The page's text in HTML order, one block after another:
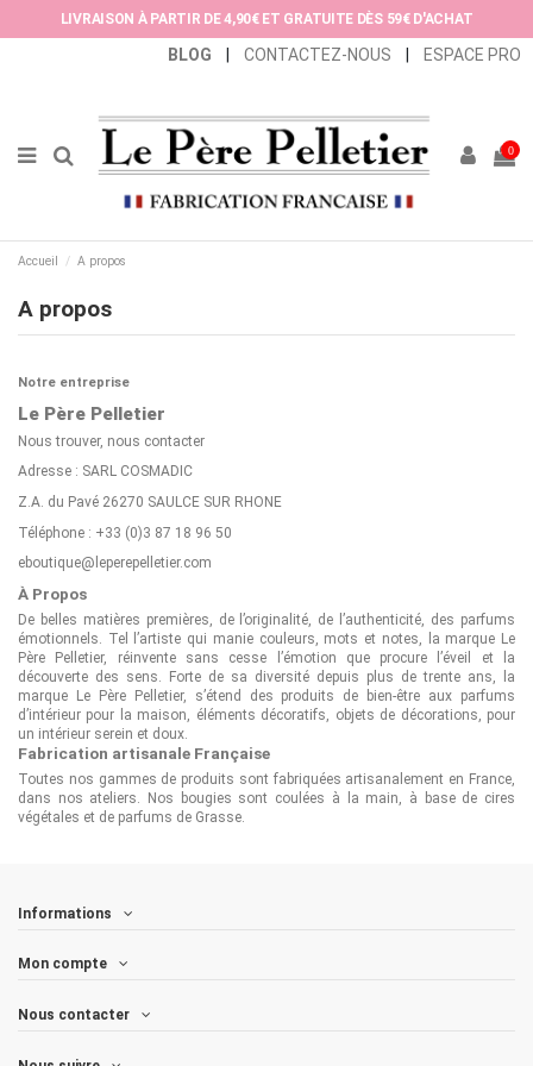
LIVRAISON À PARTIR DE 4,90€ ET GRATUITE DÈS 59€ D'ACHAT
BLOG CONTACTEZ-NOUS ESPACE PRO
0
Accueil A propos
A propos
Notre entreprise
Le Père Pelletier
Nous trouver, nous contacter
Adresse : SARL COSMADIC
Z.A. du Pavé 26270 SAULCE SUR RHONE
Téléphone : +33 (0)3 87 18 96 50
eboutique@leperepelletier.com
À Propos
De belles matières premières, de l’originalité, de l’authenticité, des parfums
émotionnels. Tel l’artiste qui manie couleurs, mots et notes, la marque Le
Père Pelletier, réinvente sans cesse l’émotion que procure l’éveil et la
découverte des sens. Forte de sa diversité depuis plus de trente ans, la
marque Le Père Pelletier, s’étend des produits de bien-être aux parfums
d’intérieur pour la maison, éléments décoratifs, objets de décorations, pour
un intérieur serein et doux.
Fabrication artisanale Française
Toutes nos gammes de produits sont fabriquées artisanalement en France,
dans nos ateliers. Nos bougies sont coulées à la main, à base de cires
végétales et de parfums de Grasse.
Informations
Mon compte
Nous contacter
Panneau de gestion des cookies